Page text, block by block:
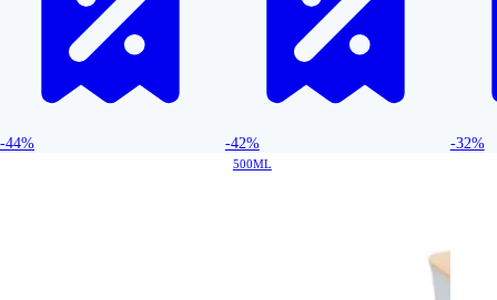
-44% -42%
500ML
-32%